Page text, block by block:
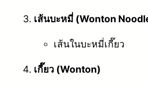
เส้นบะหมี่ (Wonton
เส้นในบะหมี่เกี๊ยว
เกี๊ยว (Wonton)